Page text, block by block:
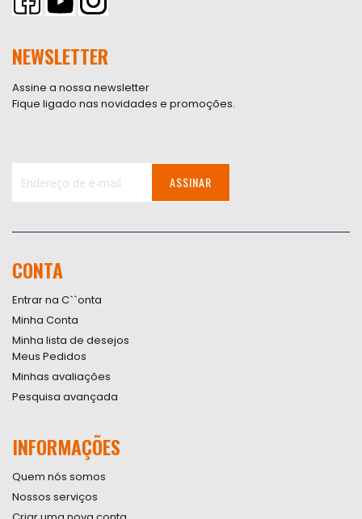
NEWSLETTER
Assine a nossa newsletter
Fique ligado nas novidades e promoções.
Newsletter:
ASSINAR
CONTA
Entrar na C``onta
Minha Conta
Minha lista de desejos
Meus Pedidos
Minhas avaliações
Pesquisa avançada
INFORMAÇÕES
Quem nós somos
Nossos serviços